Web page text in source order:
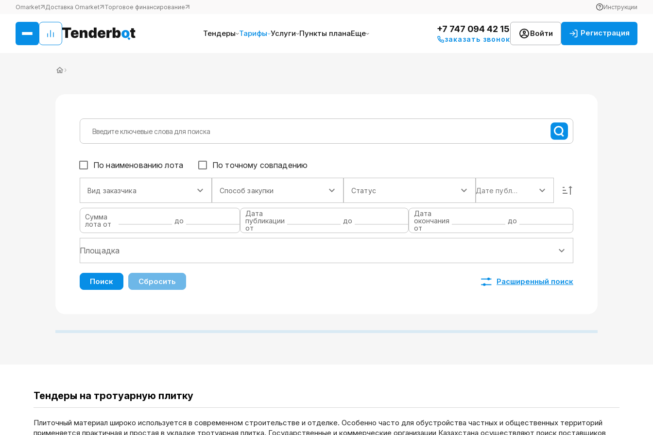
Omarket Доставка Omarket Торговое финансирование Инструкции
Тендеры Тарифы Услуги Пункты планаЕще +7 747 094 42 15
заказать звонок
Войти Регистрация
›
По наименованию лота По точному совпадению
Вид заказчика Способ закупки Статус Дате публикации
Сумма
лота от
до
Дата
публикации
от
до
Дата
окончания
от
до
Поиск Сбросить Расширенный поиск
Тендеры на тротуарную плитку
Плиточный материал широко используется в современном строительстве и отделке. Особенно часто для обустройства частных и общественных территорий
применяется практичная и простая в укладке тротуарная плитка. Государственные и коммерческие организации Казахстана осуществляют поиск поставщиков